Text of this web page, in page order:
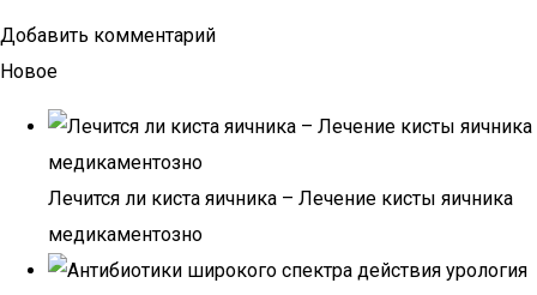
Добавить комментарий
Новое
Лечится ли киста яичника – Лечение кисты яичника
медикаментозно